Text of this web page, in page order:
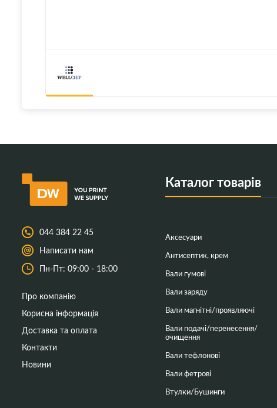
044 384 22 45
Написати нам
Пн-Пт: 09:00 - 18:00
Про компанію
Корисна інформація
Доставка та оплата
Контакти
Новини
Каталог товарів
Аксесуари
Антисептик, крем
Вали гумові
Вали заряду
Вали магнітні/проявляючі
Вали подачі/перенесення/
очищення
Вали тефлонові
Вали фетрові
Втулки/Бушинги